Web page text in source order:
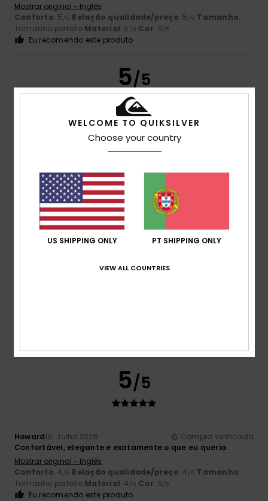
Mostrar original - Inglês
Conforto: 5 /5 Relação qualidade/preço: 5 /5 Tamanho:
Tamanho perfeito Material: 5 /5 Cor: 5/5
Eu recomendo este produto
5/5
16. Julho 2026
Compra verificada
Tamanho perfeitoMaterial: 5
Eu recomendo este produto
5 /5
5/5
Howard16. Julho 2026
Compra verificada
Confortável, elegante e exatamente o que eu queria.
Mostrar original - Inglês
Conforto: 4 /5 Relação qualidade/preço: 4 /5 Tamanho:
Tamanho perfeito Material: 4 /5 Cor: 5/5
Eu recomendo este produto
WELCOME TO QUIKSILVER
Choose your country
US SHIPPING ONLY PT SHIPPING ONLY
VIEW ALL COUNTRIES